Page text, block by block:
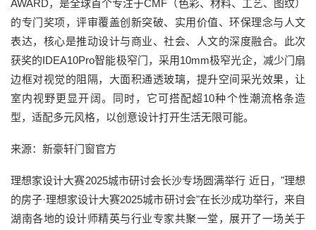
AWARD，是全球首个专注于CMF（色彩、材料、工艺、图纹）
的专门奖项，评审覆盖创新突破、实用价值、环保理念与人文
表达，核心是推动设计与商业、社会、人文的深度融合。此次
获奖的IDEA10Pro智能极窄门，采用10mm极窄光企，减少门扇
边框对视觉的阻隔，大面积通透玻璃，提升空间采光效果，让
室内视野更显开阔。同时，它可搭配超10种个性潮流格条造
型，适配多元风格，以创意设计打开生活无限可能。
来源：新豪轩门窗官方
理想家设计大赛2025城市研讨会长沙专场圆满举行 近日，"理想
的房子·理想家设计大赛2025城市研讨会"在长沙成功举行，来自
湖南各地的设计师精英与行业专家共聚一堂，展开了一场关于